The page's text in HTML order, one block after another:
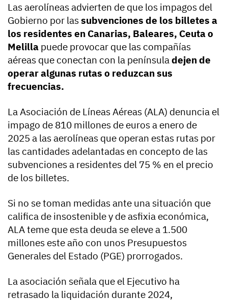
Las aerolíneas advierten de que los impagos del
Gobierno por lassubvenciones de los billetes a
los residentes en Canarias, Baleares, Ceuta o
Melilla puede provocar que las compañías
aéreas que conectan con la península dejen de
operar algunas rutas o reduzcan sus
frecuencias.
La Asociación de Líneas Aéreas (ALA) denuncia el
impago de 810 millones de euros a enero de
2025 a las aerolíneas que operan estas rutas por
las cantidades adelantadas en concepto de las
subvenciones a residentes del 75 % en el precio
de los billetes.
Si no se toman medidas ante una situación que
califica de insostenible y de asfixia económica,
ALA teme que esta deuda se eleve a 1.500
millones este año con unos Presupuestos
Generales del Estado (PGE) prorrogados.
La asociación señala que el Ejecutivo ha
retrasado la liquidación durante 2024,